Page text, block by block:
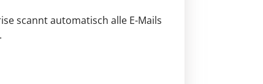
scannt automatisch alle E-Mails